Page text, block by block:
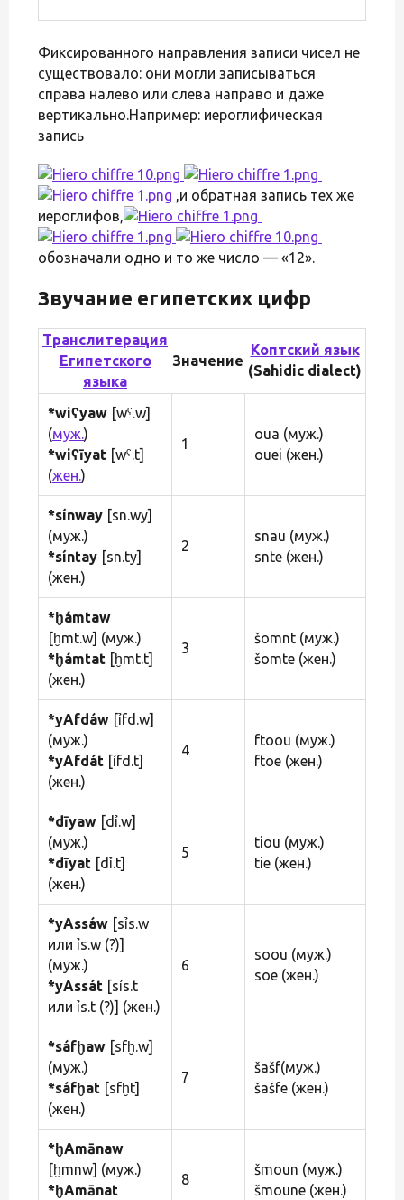
Фиксированного направления записи чисел не
существовало: они могли записываться
справа налево или слева направо и даже
вертикально.Например: иероглифическая
запись
,и обратная запись тех же
иероглифов,
обозначали одно и то же число — «12».
Звучание египетских цифр
Транслитерация
Египетского
языка
Значение
Коптский язык
(Sahidic dialect)
*wiʕyaw [wˁ.w]
(муж.)
*wiʕīyat [wˁ.t]
(жен.)
1
oua (муж.)
ouei (жен.)
*sínway [sn.wy]
(муж.)
*síntay [sn.ty]
(жен.)
2
snau (муж.)
snte (жен.)
*ḫámtaw
[ḫmt.w] (муж.)
*ḫámtat [ḫmt.t]
(жен.)
3
šomnt (муж.)
šomte (жен.)
*yAfdáw [ỉfd.w]
(муж.)
*yAfdát [ỉfd.t]
(жен.)
4
ftoou (муж.)
ftoe (жен.)
*dīyaw [dỉ.w]
(муж.)
*dīyat [dỉ.t]
(жен.)
5
tiou (муж.)
tie (жен.)
*yAssáw [sỉs.w
или ỉs.w (?)]
(муж.)
*yAssát [sỉs.t
или ỉs.t (?)] (жен.)
6
soou (муж.)
soe (жен.)
*sáfḫaw [sfḫ.w]
(муж.)
*sáfḫat [sfḫt]
(жен.)
7
šašf(муж.)
šašfe (жен.)
*ḫAmānaw
[ḫmnw] (муж.)
*ḫAmānat
8
šmoun (муж.)
šmoune (жен.)